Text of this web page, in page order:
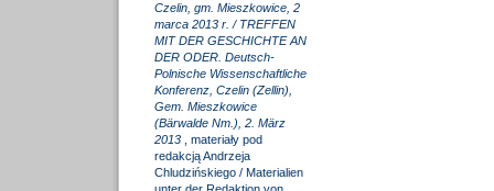
Czelin, gm. Mieszkowice, 2
marca 2013 r. / TREFFEN
MIT DER GESCHICHTE AN
DER ODER. Deutsch-
Polnische Wissenschaftliche
Konferenz, Czelin (Zellin),
Gem. Mieszkowice
(Bärwalde Nm.), 2. März
2013
, materiały pod
redakcją Andrzeja
Chludzińskiego / Materialien